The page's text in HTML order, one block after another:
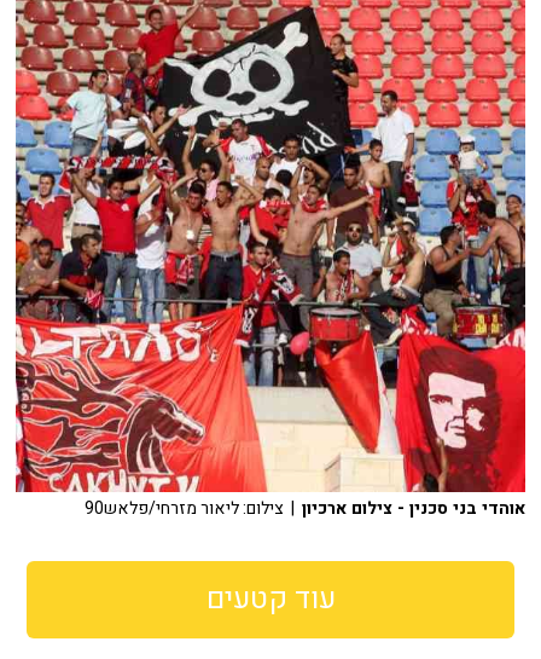
אוהדי בני סכנין - צילום ארכיון | צילום: ליאור מזרחי/פלאש90
עוד קטעים